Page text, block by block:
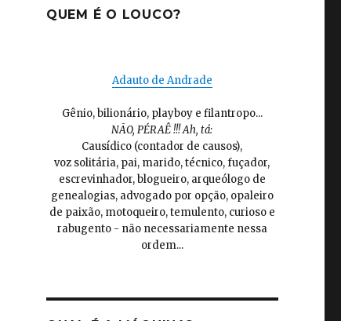
QUEM É O LOUCO?
Adauto de Andrade
Gênio, bilionário, playboy e filantropo...
NÃO, PÉRAÊ !!! Ah, tá:
Causídico (contador de causos),
voz solitária, pai, marido, técnico, fuçador,
escrevinhador, blogueiro, arqueólogo de
genealogias, advogado por opção, opaleiro
de paixão, motoqueiro, temulento, curioso e
rabugento - não necessariamente nessa
ordem...